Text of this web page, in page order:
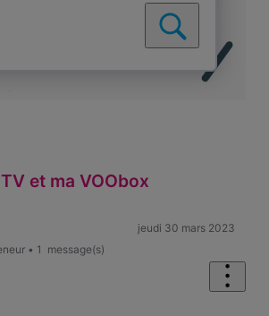
et ma VOObox
• 1 message(s)
jeudi 30 mars 2023